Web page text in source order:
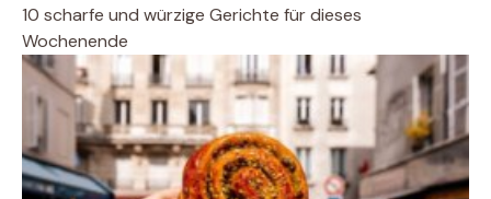
10 scharfe und würzige Gerichte für dieses
Wochenende